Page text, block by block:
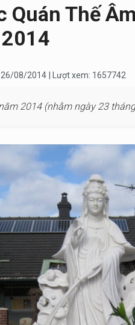
Quán Thế
26/08/2014 | Lượt xem: 1657742
2014 (nhằm ngày 23